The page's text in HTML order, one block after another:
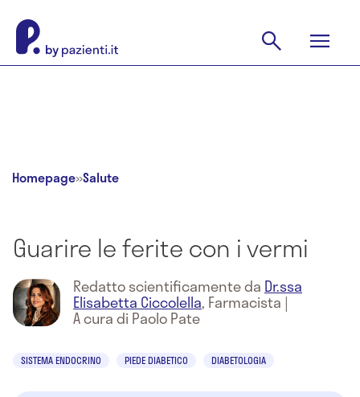
Homepage»Salute
Guarire le ferite con i vermi
Redatto scientificamente da Dr.ssa
Elisabetta Ciccolella, Farmacista |
A cura di Paolo Pate
SISTEMA ENDOCRINO PIEDE DIABETICO DIABETOLOGIA